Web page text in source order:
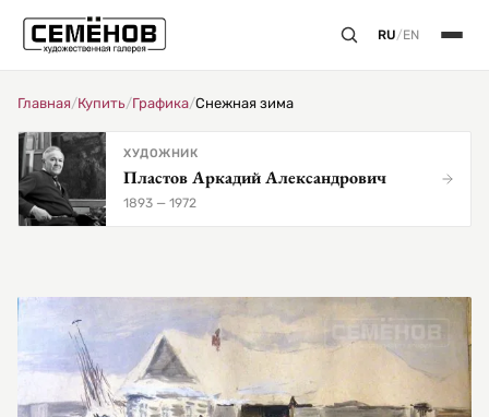
RU/EN
Главная/Купить/Графика/Снежная зима
ХУДОЖНИК
Пластов Аркадий Александрович
1893 — 1972